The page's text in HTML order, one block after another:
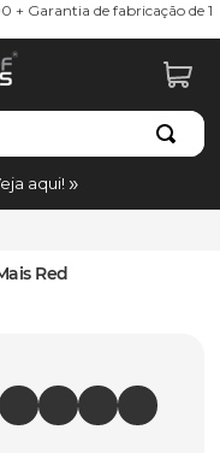
+ Garantia de fabricação de 1
aqui!
Red